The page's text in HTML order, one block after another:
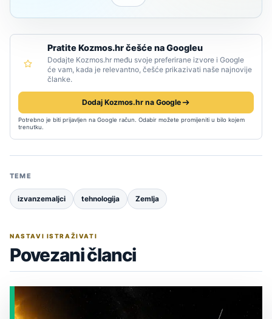
Pratite Kozmos.hr češće na Googleu
Dodajte Kozmos.hr među svoje preferirane izvore i Google
će vam, kada je relevantno, češće prikazivati naše najnovije
članke.
Dodaj Kozmos.hr na Google
Potrebno je biti prijavljen na Google račun. Odabir možete promijeniti u bilo kojem
trenutku.
TEME
izvanzemaljci tehnologija Zemlja
NASTAVI ISTRAŽIVATI
Povezani članci